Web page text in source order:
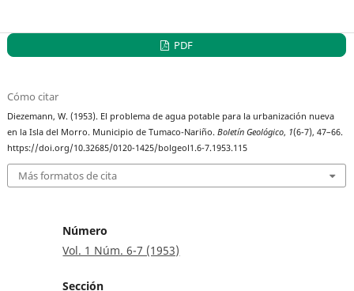
PDF
Cómo citar
Diezemann, W. (1953). El problema de agua potable para la urbanización nueva
en la Isla del Morro. Municipio de Tumaco-Nariño.Boletín Geológico, 1(6-7), 47–66.
https://doi.org/10.32685/0120-1425/bolgeol1.6-7.1953.115
Más formatos de cita
Número
Vol. 1 Núm. 6-7 (1953)
Sección